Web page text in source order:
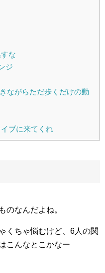
な
ジ
ながらただ歩くだけの動
ブに来てくれ
のなんだよね。
くちゃ悩むけど、6人の関
こんなとこかなー